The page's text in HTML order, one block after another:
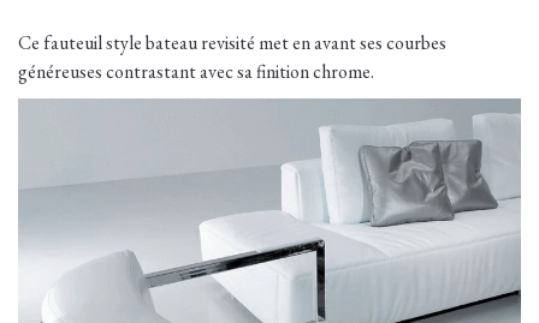
Ce fauteuil style bateau revisité met en avant ses courbes
généreuses contrastant avec sa finition chrome.